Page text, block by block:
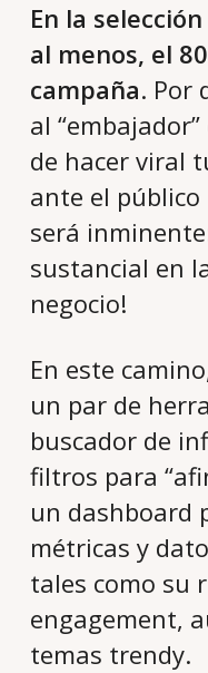
En la
al menos, el
campaña. Por
al
de hacer viral
ante el público
será
sustancial en
negocio!
En este
un par de
buscador de
filtros para
un dashboard
métricas y
tales como su
engagement,
temas trendy.